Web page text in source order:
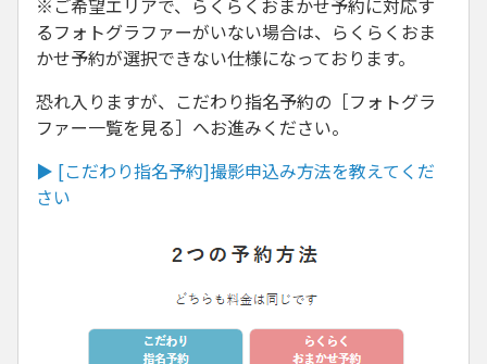
※ご希望エリアで、らくらくおまかせ予約に対応す
るフォトグラファーがいない場合は、らくらくおま
かせ予約が選択できない仕様になっております。
恐れ入りますが、こだわり指名予約の［フォトグラ
ファー一覧を見る］へお進みください。
▶ [こだわり指名予約]撮影申込み方法を教えてくだ
さい